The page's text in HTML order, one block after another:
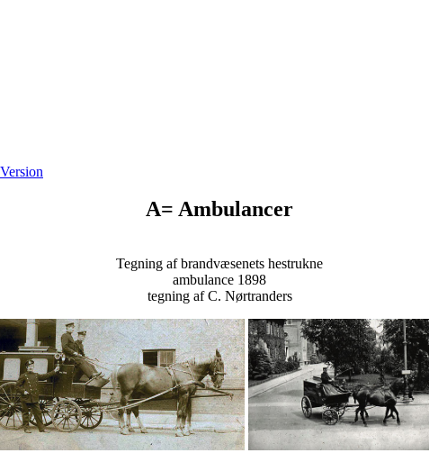
A= Ambulancer
Tegning af brandvæsenets hestrukne
ambulance 1898
tegning af C. Nørtranders